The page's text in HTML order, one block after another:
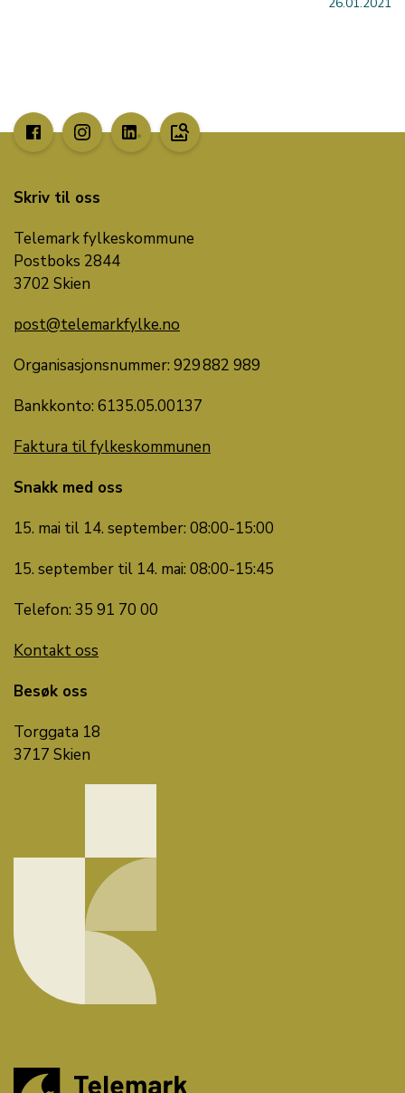
image_search
Skriv til oss
Telemark fylkeskommune
Postboks 2844
3702 Skien
post@telemarkfylke.no
Organisasjonsnummer: 929 882 989
Bankkonto: 6135.05.00137
Faktura til fylkeskommunen
Snakk med oss
15. mai til 14. september: 08:00-15:00
15. september til 14. mai: 08:00-15:45
Telefon: 35 91 70 00
Kontakt oss
Besøk oss
Torggata 18
3717 Skien